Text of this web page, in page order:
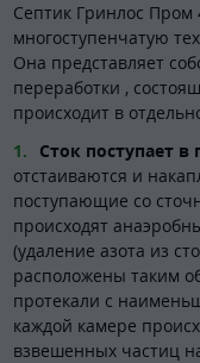
Септик Гринлос Пром
многоступенчатую
Она представляет
переработки ,
происходит в
Сток поступает
отстаиваются и
поступающие со
происходят
(удаление азота из
расположены таким
протекали с
каждой камере
взвешенных частиц